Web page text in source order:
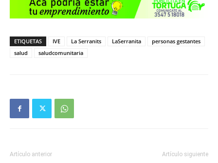
ETIQUETAS IVE La Serranits LaSerranita
personas gestantes
salud
saludcomunitaria
Artículo anterior Artículo siguiente